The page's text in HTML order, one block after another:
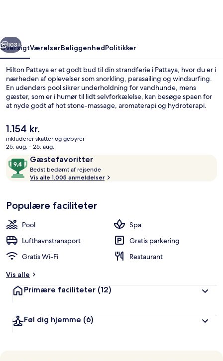
Næste
103+
OversigtVærelserBeliggenhedPolitikker
Hilton Pattaya er et godt bud til din strandferie i Pattaya, hvor du er i
nærheden af oplevelser som snorkling, parasailing og windsurfing.
En udendørs pool sikrer underholdning for vandhunde, mens
gæster, som er i humør til lidt selvforkælelse, kan besøge spaen for
at nyde godt af hot stone-massage, aromaterapi og hydroterapi.
morgenmad, frokost og aftensmad. Andre højdepunkter på dette
resort med luksusfaciliteter omfatter 2 barer/lounger, en
tagterrasse og en bar ved poolen. Stedets hjælpsomme personale
og generelle forhold får gode bedømmelser fra rejsende.
Den
nuværende
pris
1.154 kr.
1.154 kr.
inkluderer skatter og gebyrer
25. aug. - 26. aug.
AnmeldelserGæstefavoritter
9,4
ud
af
Gæstefavoritter
Bedst bedømt af rejsende
e
a
f
Vis alle 1.005 anmeldelser
Populære faciliteter
Pool
Spa
Lufthavnstransport
Gratis parkering
Gratis Wi-Fi
Restaurant
Vis alle
Primære faciliteter (12)
Føl dig hjemme (6)